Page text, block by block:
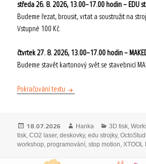
středa 26. 8. 2026, 13.00–17.00 hodin – EDU
Budeme řezat, brousit, vrtat a soustružit na
Vstupné 100 Kč.
čtvrtek 27. 8. 2026, 13.00–17.00 hodin –
Budeme stavět kartonový svět se stavebnicí
Pokračování textu Prázdninové workshopy –
Publikováno:
18.07.2026 Autor:
Hanka Rubriky:
3D tisk ,
tisk ,CO2 laser,deskovky,edu strojky,
workshop ,programování ,stop motion ,XTOOL